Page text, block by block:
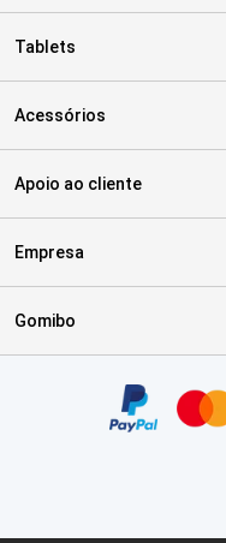
Tablets
Acessórios
Apoio ao cliente
Empresa
Gomibo